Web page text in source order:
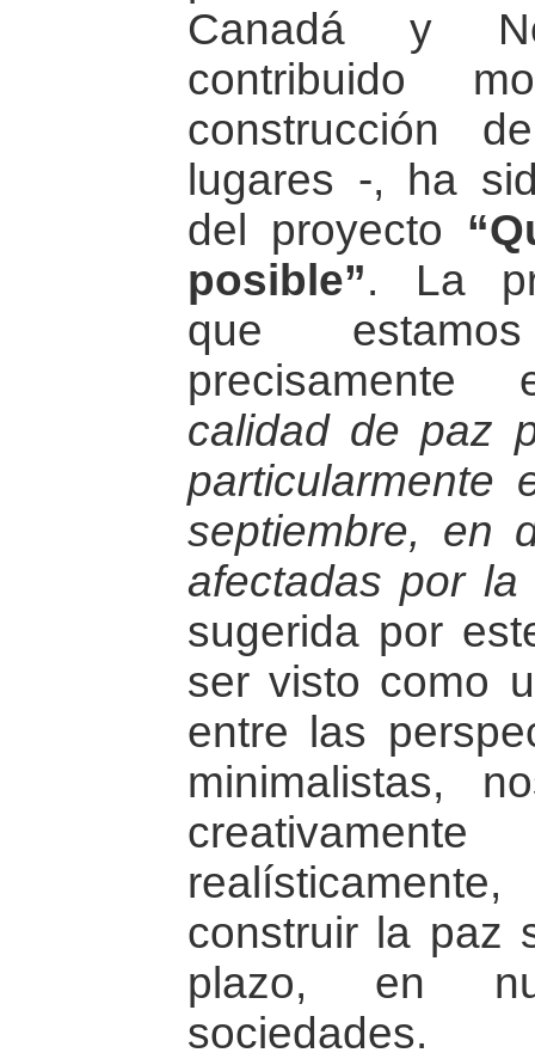
Canadá y
contribuido
construcción
lugares -, ha
del proyecto
posible”. La
que
calidad de paz
septiembre, en
afectadas por la
sugerida por
ser visto como
entre las
minimalistas,
construir la paz
plazo, en
sociedades.